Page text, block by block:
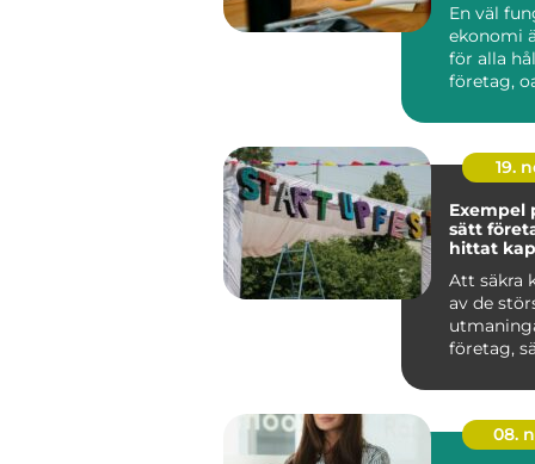
En väl
ekonomi
för alla
företag,
och
19.
Exempel
sätt
hittat
Att säkra
av de
företag,
08.